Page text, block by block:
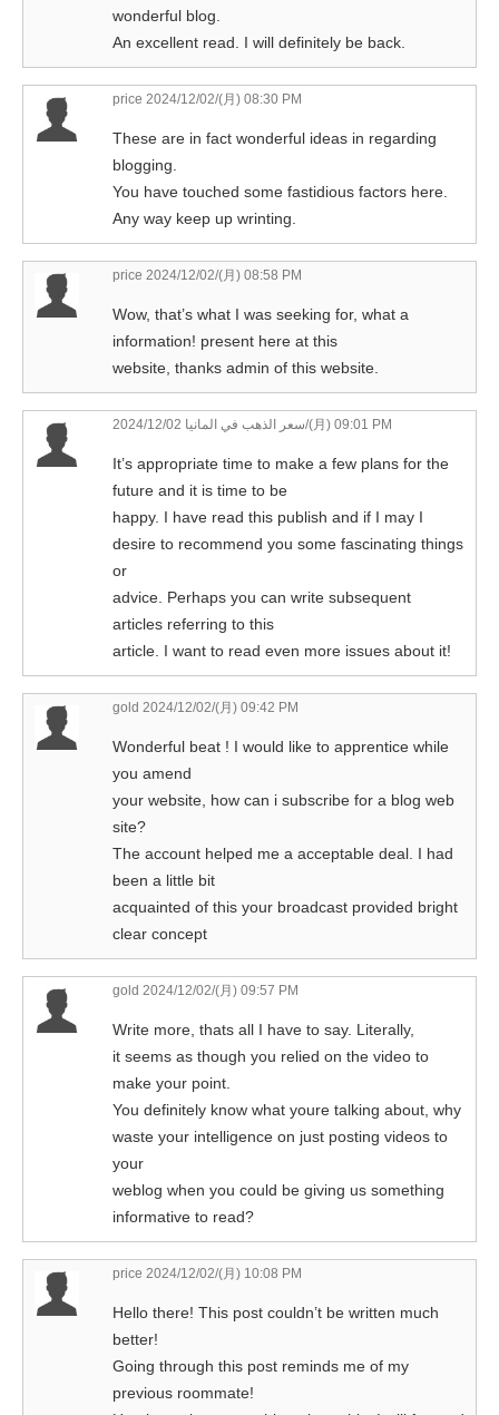
wonderful blog.
An excellent read. I will definitely be back.
price 2024/12/02/(月) 08:30 PM
These are in fact wonderful ideas in regarding
blogging.
You have touched some fastidious factors here.
Any way keep up wrinting.
price 2024/12/02/(月) 08:58 PM
Wow, that’s what I was seeking for, what a
information! present here at this
website, thanks admin of this website.
سعر الذهب في المانيا2024/12/02/(月) 09:01 PM
It’s appropriate time to make a few plans for the
future and it is time to be
happy. I have read this publish and if I may I
desire to recommend you some fascinating things
or
advice. Perhaps you can write subsequent
articles referring to this
article. I want to read even more issues about it!
gold 2024/12/02/(月) 09:42 PM
Wonderful beat ! I would like to apprentice while
you amend
your website, how can i subscribe for a blog web
site?
The account helped me a acceptable deal. I had
been a little bit
acquainted of this your broadcast provided bright
clear concept
gold 2024/12/02/(月) 09:57 PM
Write more, thats all I have to say. Literally,
it seems as though you relied on the video to
make your point.
You definitely know what youre talking about, why
waste your intelligence on just posting videos to
your
weblog when you could be giving us something
informative to read?
price 2024/12/02/(月) 10:08 PM
Hello there! This post couldn’t be written much
better!
Going through this post reminds me of my
previous roommate!